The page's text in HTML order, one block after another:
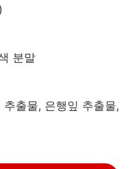
분말
추출물, 은행잎 추출물,